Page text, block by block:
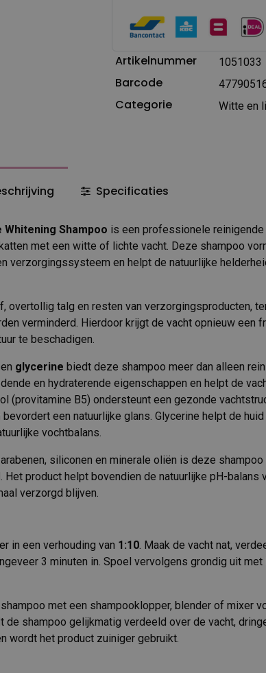
Artikelnummer 1051033
Barcode
Categorie Witte en
Specificaties
Shampoo is een professionele reinigende
met een witte of lichte vacht. Deze shampoo
verzorgingssysteem en helpt de natuurlijke
talg en resten van verzorgingsproducten,
verminderd. Hierdoor krijgt de vacht opnieuw een
te beschadigen.
en glycerine biedt deze shampoo meer dan alleen
en hydraterende eigenschappen en helpt de
(provitamine B5) ondersteunt een gezonde
een natuurlijke glans. Glycerine helpt de
vochtbalans.
siliconen en minerale oliën is deze
product helpt bovendien de natuurlijke pH-balans
verzorgd blijven.
in een verhouding van 1:10 . Maak de vacht nat,
3 minuten in. Spoel vervolgens grondig uit met
met een shampooklopper, blender of mixer
de shampoo gelijkmatig verdeeld over de vacht,
wordt het product zuiniger gebruikt.